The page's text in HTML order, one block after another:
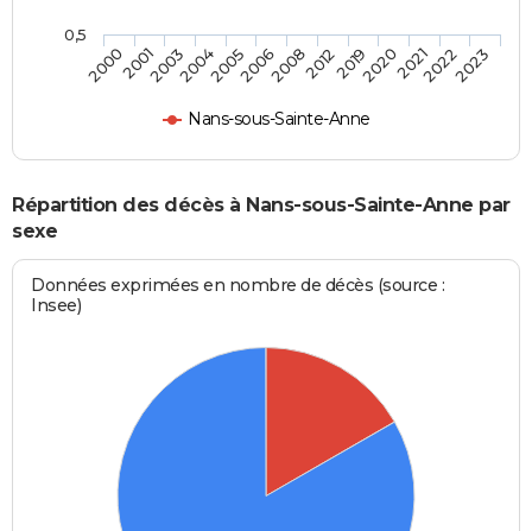
Nans-sous-Sainte-Anne
2000200120032004200520062008201220192020202120222023
0,5
Répartition des décès à Nans-sous-Sainte-Anne par
sexe
Données exprimées en nombre de décès (source :
Insee)